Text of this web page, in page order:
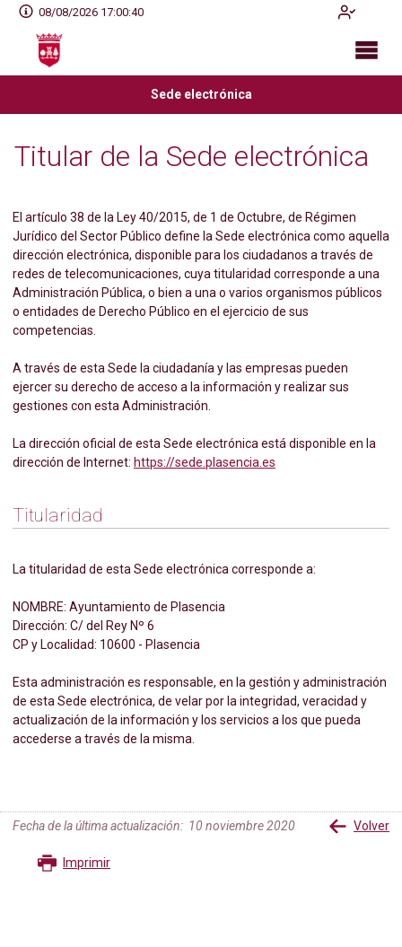
08/08/2026 17:00:40
Sede electrónica
Titular de la Sede electrónica
El artículo 38 de la Ley 40/2015, de 1 de Octubre, de Régimen
Jurídico del Sector Público define la Sede electrónica como aquella
dirección electrónica, disponible para los ciudadanos a través de
redes de telecomunicaciones, cuya titularidad corresponde a una
Administración Pública, o bien a una o varios organismos públicos
o entidades de Derecho Público en el ejercicio de sus
competencias.
A través de esta Sede la ciudadanía y las empresas pueden
ejercer su derecho de acceso a la información y realizar sus
gestiones con esta Administración.
La dirección oficial de esta Sede electrónica está disponible en la
dirección de Internet: https://sede.plasencia.es
Titularidad
La titularidad de esta Sede electrónica corresponde a:
NOMBRE: Ayuntamiento de Plasencia
Dirección: C/ del Rey Nº 6
CP y Localidad: 10600 - Plasencia
Esta administración es responsable, en la gestión y administración
de esta Sede electrónica, de velar por la integridad, veracidad y
actualización de la información y los servicios a los que pueda
accederse a través de la misma.
Fecha de la última actualización: 10 noviembre 2020 Volver
Imprimir